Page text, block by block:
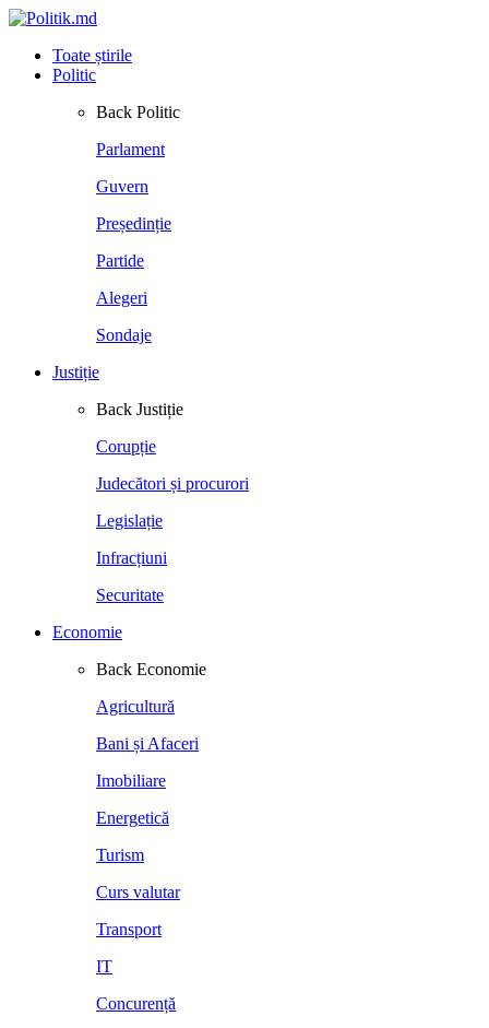
Toate știrile
Politic
Back Politic
Parlament
Guvern
Președinție
Partide
Alegeri
Sondaje
Justiție
Back Justiție
Corupție
Judecători și procurori
Legislație
Infracțiuni
Securitate
Economie
Back Economie
Agricultură
Bani și Afaceri
Imobiliare
Energetică
Turism
Curs valutar
Transport
IT
Concurență